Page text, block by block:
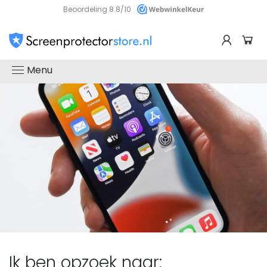
Beoordeling 8.8/10
De
beste
glazen
screenprotector
Menu